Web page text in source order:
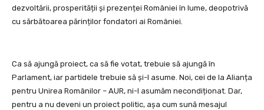
dezvoltării, prosperității și prezenței României în lume, deopotrivă
cu sărbătoarea părinților fondatori ai României.
Ca să ajungă proiect, ca să fie votat, trebuie să ajungă în
Parlament, iar partidele trebuie să și-l asume. Noi, cei de la Alianța
pentru Unirea Românilor – AUR, ni-l asumăm necondiționat. Dar,
pentru a nu deveni un proiect politic, așa cum sună mesajul